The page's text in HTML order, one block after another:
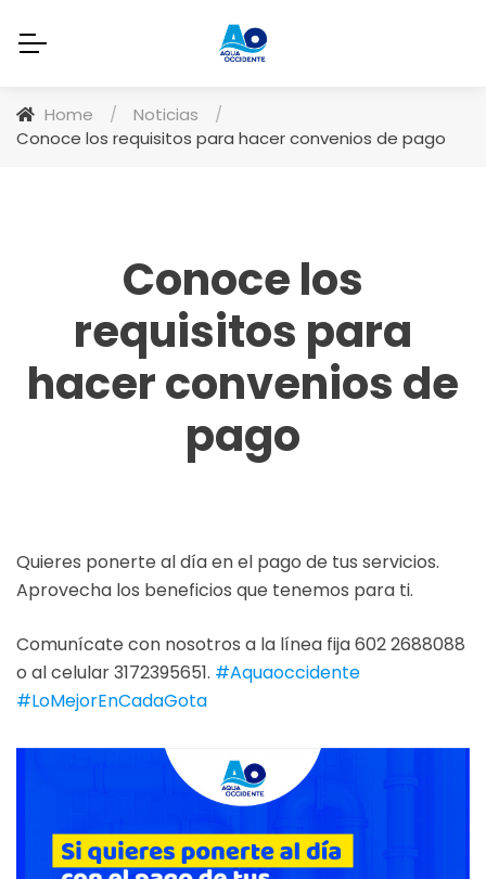
Home / Noticias
/
Conoce los requisitos para hacer convenios de pago
Conoce los
requisitos para
hacer convenios de
pago
Quieres ponerte al día en el pago de tus servicios.
Aprovecha los beneficios que tenemos para ti.
Comunícate con nosotros a la línea fija 602 2688088
o al celular 3172395651. #Aquaoccidente
#LoMejorEnCadaGota